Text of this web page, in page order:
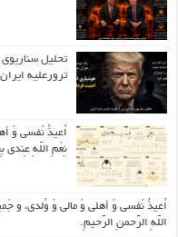
تحلیل سناریوی
ترورعلیه ایران
اُعیذُ نَفسی وَ
نِعَمِ اللّهِ عِندی
اُعیذُ نَفسی وَ أهلی وَ مالی وَ وُلدی، و
اللّهِ الرَّحمنِ الرَّحیمِ.